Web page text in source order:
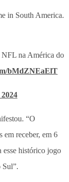
in South America.
na América do
bMdZNEaElT
“O
em receber, em 6
esse histórico jogo